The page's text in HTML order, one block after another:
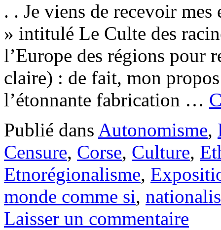
. . Je viens de recevoir
» intitulé Le Culte des
l’Europe des régions pour
claire) : de fait, mon
l’étonnante fabrication …
Publié dans Autonomisme,
Censure, Corse, Culture,
Etnorégionalisme,
monde comme si,
Laisser un commentaire